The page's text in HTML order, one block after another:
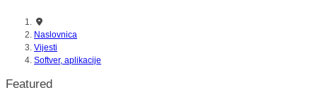
Naslovnica
Vijesti
Softver, aplikacije
Featured